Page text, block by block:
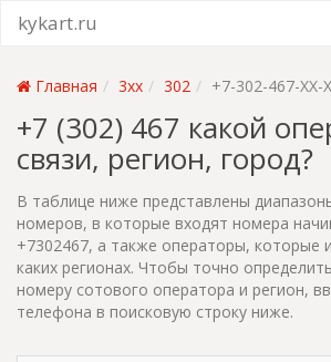
kykart.ru
Главная 3xx 302 +7-302-467-XX-
+7 (302) 467 какой
связи, регион, город?
В таблице ниже представлены
номеров, в которые входят номера
+7302467, а также операторы, которые
каких регионах. Чтобы точно
номеру сотового оператора и регион,
телефона в поисковую строку ниже.